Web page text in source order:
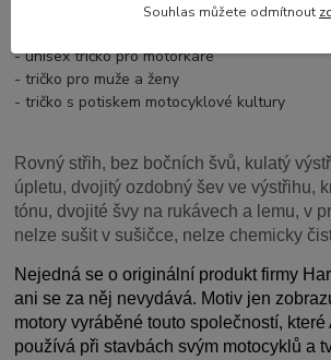
- retro tričko s motorem
- unisex tričko pro motorkáře
- tričko pro muže a ženy
- tričko s potiskem motocyklové kultury
Rovný střih, bez bočních švů, kulatý
úpletu, dvojitý ozdobný šev ve výstřihu,
tónu, dvojité švy na rukávech a lemu, v
nelze sušit v sušičce, nelze chemicky
Nejedná se o originální produkt firmy
ani se za něj nevydává. Motiv jen
motory vyráběné touto společností, které
používá při stavbách svým motocyklů a
Souhlas můžete odmítnout